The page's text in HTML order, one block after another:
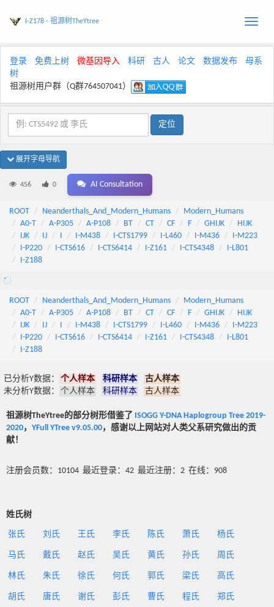
Toggle
I-Z178 - 祖源树TheYtree
登录 免费上树 微基因导入 科研 古人 论文 数据发布
母系
树
祖源树用户群（Q群764507041）
展开字母导航
456 0 AI Consultation
ROOT Neanderthals_And_Modern_Humans
Modern_Humans
A0-T
A-P305 A-P108 BT CT CF F GHIJK
HIJK
IJK
IJ I I-M438 I-CTS1799 I-L460 I-M436
I-M223
I-P220
I-CTS616 I-CTS6414 I-Z161 I-CTS4348
I-L801
I-Z188
ROOT Neanderthals_And_Modern_Humans
Modern_Humans
A0-T
A-P305 A-P108 BT CT CF F GHIJK
HIJK
IJK
IJ I I-M438 I-CTS1799 I-L460 I-M436
I-M223
I-P220
I-CTS616 I-CTS6414 I-Z161 I-CTS4348
I-L801
I-Z188
已分析Y数据： 个人样本 科研样本
古人样本
未分析Y数据：
个人样本 科研样本 古人样本
祖源树TheYtree的部分树形借鉴了 ISOGG Y-DNA Haplogroup Tree 2019-
2020， YFull YTree v9.05.00，感谢以上网站对人类父系研究做出的贡
献！
注册会员数：10104 最近登录：42 最近注册：2 在线：908
姓氏树
张氏 刘氏 王氏 李氏 陈氏 萧氏 杨氏
马氏 戴氏 赵氏 吴氏 黄氏 孙氏 周氏
林氏 朱氏 徐氏 何氏 郭氏 梁氏 高氏
胡氏 唐氏 谢氏 彭氏 曹氏 程氏 郑氏